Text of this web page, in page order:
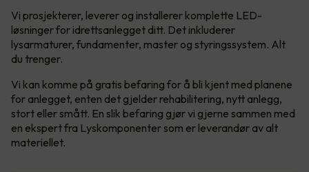
Vi prosjekterer, leverer og installerer komplette LED-
løsninger for idrettsanlegget ditt. Det inkluderer
lysarmaturer, fundamenter, master og styringssystem. Alt
du trenger.
Vi kan komme på gratis befaring for å bli kjent med planene
for anlegget, enten det gjelder rehabilitering, nytt anlegg,
stort eller smått. En slik befaring gjør vi gjerne sammen med
en ekspert fra Lyskomponenter som er leverandør av alt
materiellet.